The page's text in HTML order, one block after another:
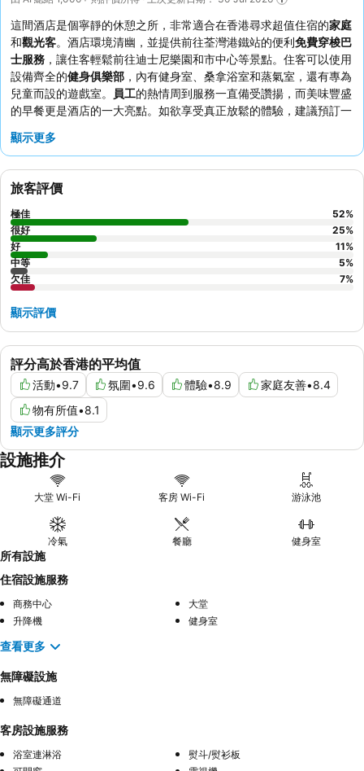
這間酒店是個寧靜的休憩之所，非常適合在香港尋求超值住宿的家庭
和觀光客。酒店環境清幽，並提供前往荃灣港鐵站的便利免費穿梭巴
士服務 ，讓住客輕鬆前往迪士尼樂園和市中心等景點。住客可以使用
設備齊全的健身俱樂部 ，內有健身室、桑拿浴室和蒸氣室，還有專為
兒童而設的遊戲室。
員工的熱情周到服務一直備受讚揚，而美味豐盛
的早餐更是酒店的一大亮點。如欲享受真正放鬆的體驗，建議預訂一
顯示更多
評分高於香港的平均值
活動•9.7 氛圍•9.6 體驗•8.9 家庭友善•8.4
物有所值•8.1
顯示更多評分
旅客評價
極佳 52%
很好
25%
好
11%
中等
5%
欠佳
7%
顯示評價
設施推介
大堂 Wi-Fi 客房 Wi-Fi 游泳池
冷氣 餐廳 健身室
所有設施
住宿設施服務
商務中心
大堂
升降機
健身室
查看更多
無障礙設施
無障礙通道
客房設施服務
浴室連淋浴
熨斗/熨衫板